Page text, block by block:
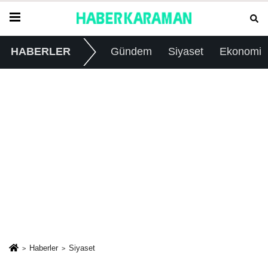
HABERLER Gündem Siyaset Ekonomi
Haberler Siyaset